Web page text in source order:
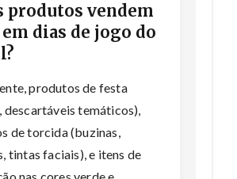
produtos vendem
dias de jogo do
produtos de festa
descartáveis temáticos),
de torcida (buzinas,
tintas faciais), e itens de